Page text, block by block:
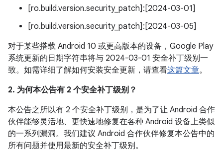
[ro.build.version.security_patch]:[2024-03-01]
[ro.build.version.security_patch]:[2024-03-05]
对于某些搭载 Android 10 或更高版本的设备，Google Play
系统更新的日期字符串将与 2024-03-01 安全补丁级别一
致。如需详细了解如何安装安全更新，请查看这篇文章。
2. 为何本公告有 2 个安全补丁级别？
本公告之所以有 2 个安全补丁级别，是为了让 Android 合作
伙伴能够灵活地、更快速地修复在各种 Android 设备上类似
的一系列漏洞。我们建议 Android 合作伙伴修复本公告中的
所有问题并使用最新的安全补丁级别。